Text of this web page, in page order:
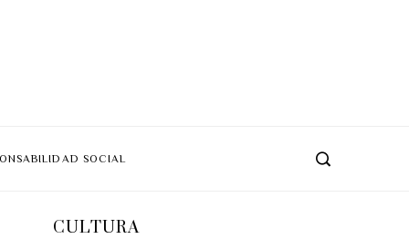
SOCIAL
CULTURA